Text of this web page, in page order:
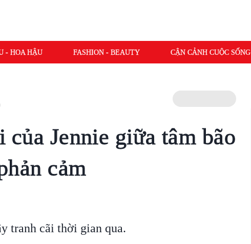
- HOA HẬU FASHION - BEAUTY CẬN CẢNH CUỘC SỐNG
Jennie giữa tâm bão
cảm
tranh cãi thời gian qua.